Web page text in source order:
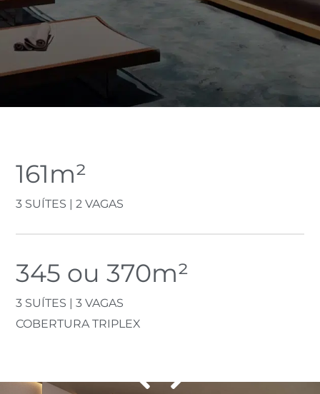
161m²
3 SUÍTES | 2 VAGAS
345 ou 370m²
3 SUÍTES | 3 VAGAS
COBERTURA TRIPLEX